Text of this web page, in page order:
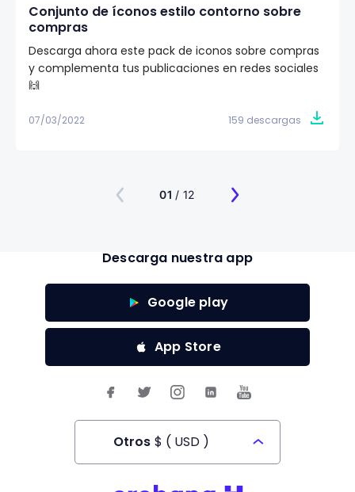
Conjunto de íconos estilo contorno sobre
compras
Descarga ahora este pack de iconos sobre compras
y complementa tus publicaciones en redes sociales
🙌
07/03/2022 159 descargas
01 / 12
Descarga nuestra app
Google play
App Store
Otros $ ( USD )